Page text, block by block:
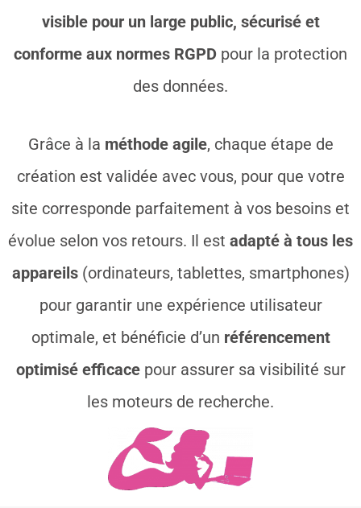
visible pour un large public, sécurisé et
conforme aux normes RGPD pour la protection
des données.
Grâce à la méthode agile, chaque étape de
création est validée avec vous, pour que votre
site corresponde parfaitement à vos besoins et
évolue selon vos retours. Il est adapté à tous les
appareils(ordinateurs, tablettes, smartphones)
pour garantir une expérience utilisateur
optimale, et bénéficie d’un référencement
optimisé efficacepour assurer sa visibilité sur
les moteurs de recherche.